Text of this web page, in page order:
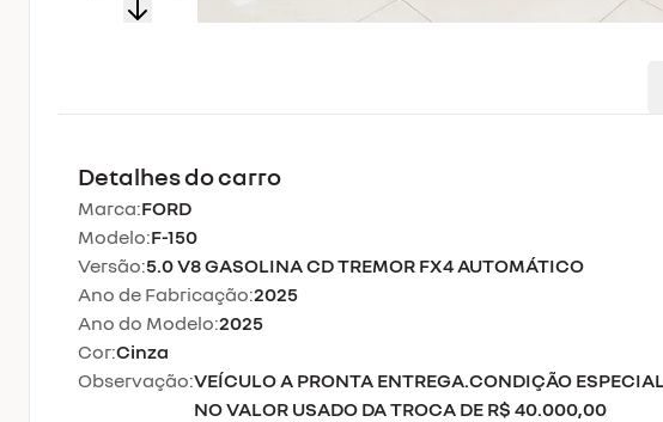
Detalhes do carro
Marca:FORD
Modelo:F-150
Versão:5.0 V8 GASOLINA CD TREMOR FX4 AUTOMÁTICO
Ano de Fabricação:2025
Ano do Modelo:2025
Cor:Cinza
Observação:VEÍCULO A PRONTA ENTREGA.CONDIÇÃO
NO VALOR USADO DA TROCA DE R$ 40.000,00